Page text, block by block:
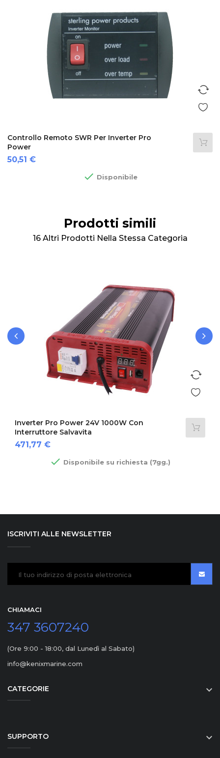
Controllo Remoto SWR Per Inverter Pro
Power
Prezzo
50,51 €
 Disponibile
Prodotti simili
16 Altri Prodotti Nella Stessa Categoria
Inverter Pro Power 24V 1000W Con
Interruttore Salvavita
Prezzo
471,77 €
 Disponibile su richiesta (7gg.)
ISCRIVITI ALLE NEWSLETTER
CHIAMACI
347 3607240
(Ore 9:00 - 18:00, dal Lunedì al Sabato)
info@kenixmarine.com
CATEGORIE 
SUPPORTO 